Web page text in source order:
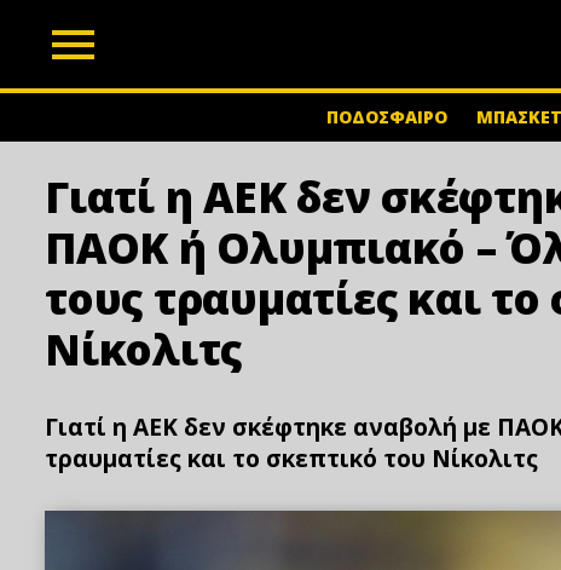
ΠΟΔΟΣΦΑΙΡΟ ΜΠΑΣΚΕΤ
Γιατί η ΑΕΚ δεν
ΠΑΟΚ ή Ολυμπιακό –
τους τραυματίες και
Νίκολιτς
Γιατί η ΑΕΚ δεν σκέφτηκε αναβολή με
τραυματίες και το σκεπτικό του Νίκολιτς